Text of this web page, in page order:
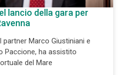
lancio della gara per
partner Marco Giustiniani e
Paccione, ha assistito
del Mare